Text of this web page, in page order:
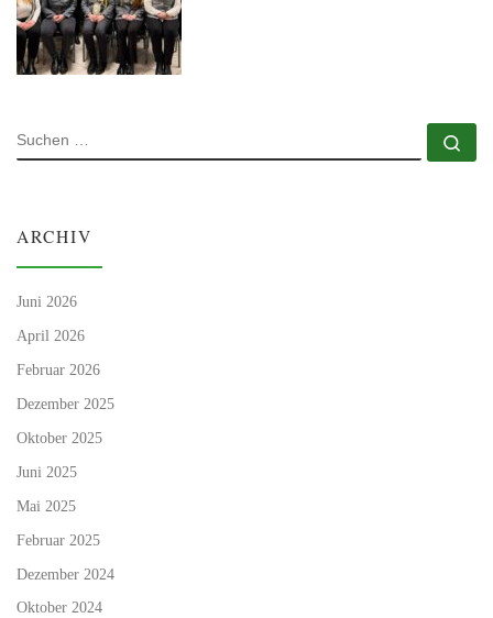
SUCHE
ARCHIV
Juni 2026
April 2026
Februar 2026
Dezember 2025
Oktober 2025
Juni 2025
Mai 2025
Februar 2025
Dezember 2024
Oktober 2024